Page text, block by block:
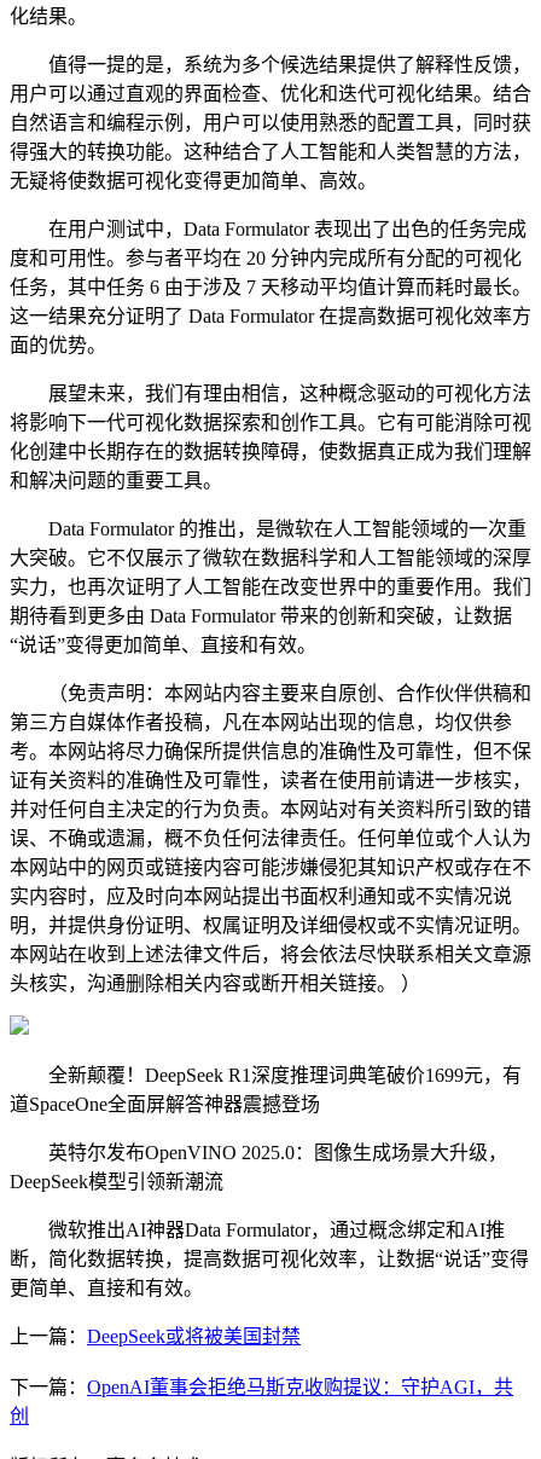
化结果。
值得一提的是，系统为多个候选结果提供了解释性反馈，
用户可以通过直观的界面检查、优化和迭代可视化结果。结合
自然语言和编程示例，用户可以使用熟悉的配置工具，同时获
得强大的转换功能。这种结合了人工智能和人类智慧的方法，
无疑将使数据可视化变得更加简单、高效。
在用户测试中，Data Formulator 表现出了出色的任务完成
度和可用性。参与者平均在 20 分钟内完成所有分配的可视化
任务，其中任务 6 由于涉及 7 天移动平均值计算而耗时最长。
这一结果充分证明了 Data Formulator 在提高数据可视化效率方
面的优势。
展望未来，我们有理由相信，这种概念驱动的可视化方法
将影响下一代可视化数据探索和创作工具。它有可能消除可视
化创建中长期存在的数据转换障碍，使数据真正成为我们理解
和解决问题的重要工具。
Data Formulator 的推出，是微软在人工智能领域的一次重
大突破。它不仅展示了微软在数据科学和人工智能领域的深厚
实力，也再次证明了人工智能在改变世界中的重要作用。我们
期待看到更多由 Data Formulator 带来的创新和突破，让数据
“说话”变得更加简单、直接和有效。
（免责声明：本网站内容主要来自原创、合作伙伴供稿和
第三方自媒体作者投稿，凡在本网站出现的信息，均仅供参
考。本网站将尽力确保所提供信息的准确性及可靠性，但不保
证有关资料的准确性及可靠性，读者在使用前请进一步核实，
并对任何自主决定的行为负责。本网站对有关资料所引致的错
误、不确或遗漏，概不负任何法律责任。任何单位或个人认为
本网站中的网页或链接内容可能涉嫌侵犯其知识产权或存在不
实内容时，应及时向本网站提出书面权利通知或不实情况说
明，并提供身份证明、权属证明及详细侵权或不实情况证明。
本网站在收到上述法律文件后，将会依法尽快联系相关文章源
头核实，沟通删除相关内容或断开相关链接。 ）
全新颠覆！DeepSeek R1深度推理词典笔破价1699元，有
道SpaceOne全面屏解答神器震撼登场
英特尔发布OpenVINO 2025.0：图像生成场景大升级，
DeepSeek模型引领新潮流
微软推出AI神器Data Formulator，通过概念绑定和AI推
断，简化数据转换，提高数据可视化效率，让数据“说话”变得
更简单、直接和有效。
上一篇： DeepSeek或将被美国封禁
下一篇： OpenAI董事会拒绝马斯克收购提议：守护AGI，共
创